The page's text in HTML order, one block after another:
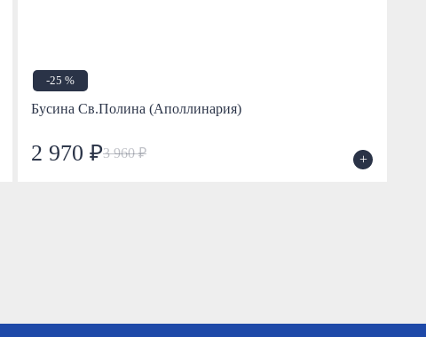
-25 %
Бусина Св.Полина (Аполлинария)
2 970 ₽3 960 ₽ +